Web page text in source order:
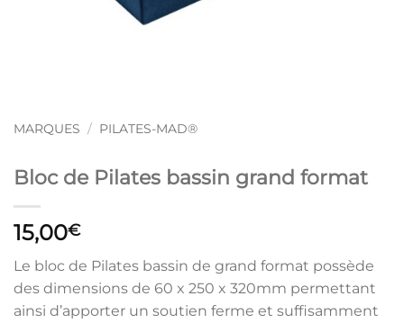
MARQUES / PILATES-MAD®
Bloc de Pilates bassin grand format
15,00€
Le bloc de Pilates bassin de grand format possède
des dimensions de 60 x 250 x 320mm permettant
ainsi d’apporter un soutien ferme et suffisamment